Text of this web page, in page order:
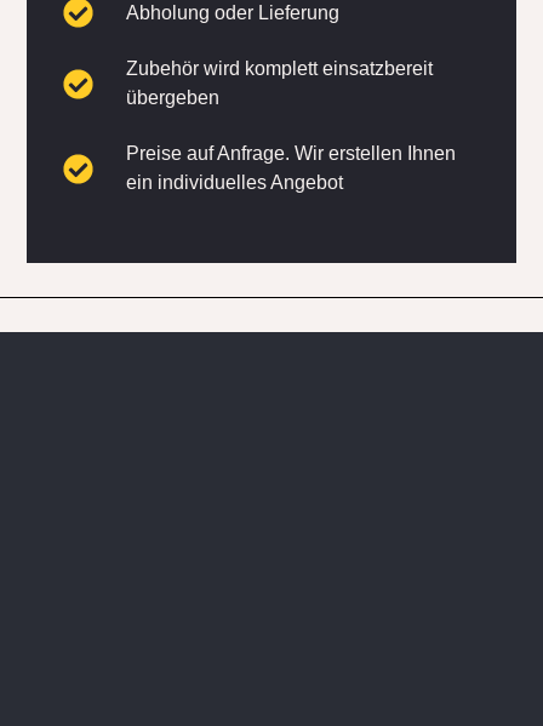
Abholung oder Lieferung
Zubehör wird komplett einsatzbereit
übergeben
Preise auf Anfrage. Wir erstellen Ihnen
ein individuelles Angebot